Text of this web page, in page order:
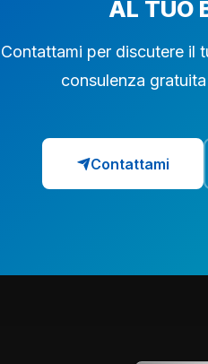
AL TUO
Contattami per discutere il
consulenza
Contattami